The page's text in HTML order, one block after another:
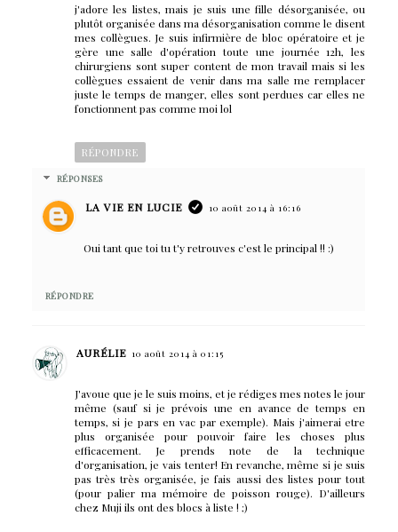
j'adore les listes, mais je suis une fille désorganisée, ou
plutôt organisée dans ma désorganisation comme le disent
mes collègues. Je suis infirmière de bloc opératoire et je
gère une salle d'opération toute une journée 12h, les
chirurgiens sont super content de mon travail mais si les
collègues essaient de venir dans ma salle me remplacer
juste le temps de manger, elles sont perdues car elles ne
fonctionnent pas comme moi lol
RÉPONDRE
RÉPONSES
LA VIE EN LUCIE 10 août 2014 à 16:16
Oui tant que toi tu t'y retrouves c'est le principal !! :)
RÉPONDRE
AURÉLIE 10 août 2014 à 01:15
J'avoue que je le suis moins, et je rédiges mes notes le jour
même (sauf si je prévois une en avance de temps en
temps, si je pars en vac par exemple). Mais j'aimerai etre
plus organisée pour pouvoir faire les choses plus
efficacement. Je prends note de la technique
d'organisation, je vais tenter! En revanche, même si je suis
pas très très organisée, je fais aussi des listes pour tout
(pour palier ma mémoire de poisson rouge). D'ailleurs
chez Muji ils ont des blocs à liste ! ;)